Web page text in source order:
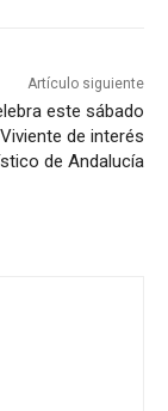
Artículo siguiente
este sábado
de interés
de Andalucía